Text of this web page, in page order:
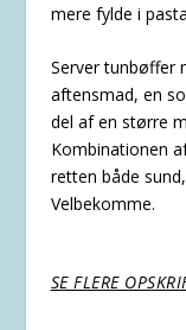
mere fylde i
Server tunbøffer
aftensmad, en
del af en større
Kombinationen
retten både
Velbekomme.
SE FLERE